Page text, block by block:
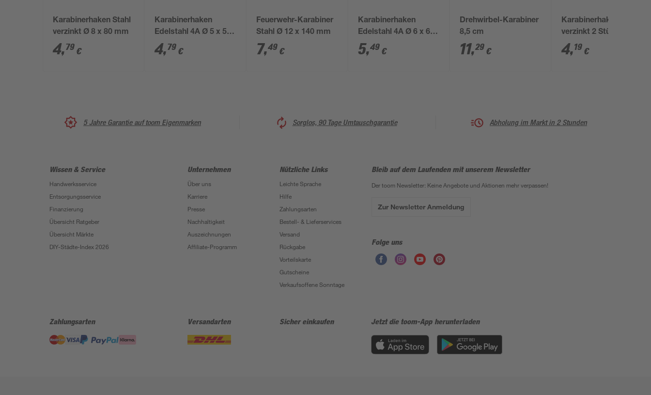
Karabinerhaken Stahl
verzinkt Ø 8 x 80 mm
4,79 €
Karabinerhaken
Edelstahl 4A Ø 5 x 50
mm
4,79 €
Feuerwehr-Karabiner
Stahl Ø 12 x 140 mm
7,49 €
Karabinerhaken
Edelstahl 4A Ø 6 x 60
mm
5,49 €
Drehwirbel-Karabiner
8,5 cm
11,29 €
Karabinerhaken Stahl
verzinkt 2 Stück Ø 5 x
50 mm
4,19 €
5 Jahre Garantie auf toom Eigenmarken Sorglos, 90 Tage Umtauschgarantie Abholung im Markt in 2 Stunden
Wissen & Service
Handwerksservice
Entsorgungsservice
Finanzierung
Übersicht Ratgeber
Übersicht Märkte
DIY-Städte-Index 2026
Unternehmen
Über uns
Karriere
Presse
Nachhaltigkeit
Auszeichnungen
Affiliate-Programm
Nützliche Links
Leichte Sprache
Hilfe
Zahlungsarten
Bestell- & Lieferservices
Versand
Rückgabe
Vorteilskarte
Gutscheine
Verkaufsoffene Sonntage
Bleib auf dem Laufenden mit unserem Newsletter
Der toom Newsletter: Keine Angebote und Aktionen mehr verpassen!
Zur Newsletter Anmeldung
Folge uns
Zahlungsarten Versandarten Sicher einkaufen Jetzt die toom-App herunterladen